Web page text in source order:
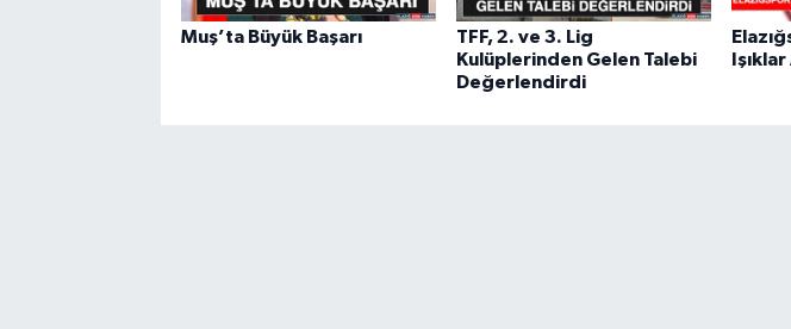
Muş’ta Büyük Başarı
TFF, 2. ve 3. Lig
Kulüplerinden Gelen Talebi
Değerlendirdi